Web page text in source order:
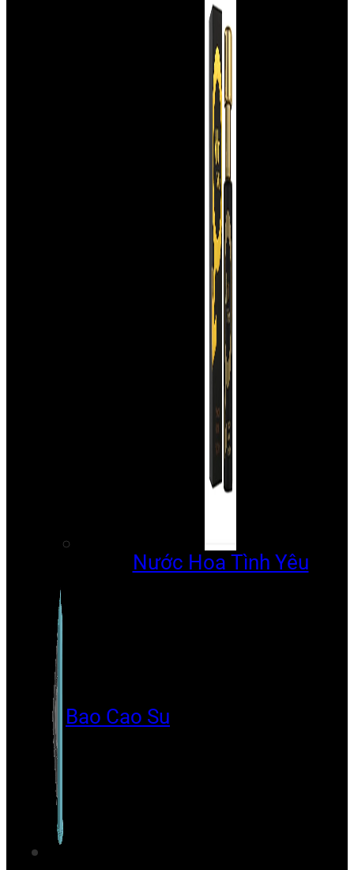
Nước Hoa Tình Yêu
Bao Cao Su